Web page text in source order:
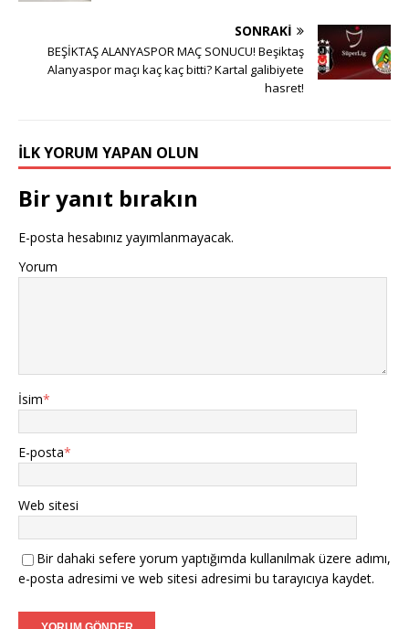
SONRAKI
BEŞİKTAŞ ALANYASPOR MAÇ SONUCU! Beşiktaş
Alanyaspor maçı kaç kaç bitti? Kartal galibiyete
hasret!
İLK YORUM YAPAN OLUN
Bir yanıt bırakın
E-posta hesabınız yayımlanmayacak.
Yorum
İsim*
E-posta*
Web sitesi
Bir dahaki sefere yorum yaptığımda kullanılmak üzere adımı,
e-posta adresimi ve web sitesi adresimi bu tarayıcıya kaydet.